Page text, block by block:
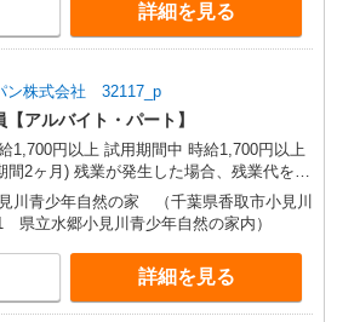
詳細を見る
ン株式会社 32117_p
【アルバイト・パート】
円以上 試用期間中 時給1,700円以上
が発生した場合、残業代を1
で別途支給します。
川青少年自然の家 （千葉県香取市小見川
県立水郷小見川青少年自然の家内）
詳細を見る